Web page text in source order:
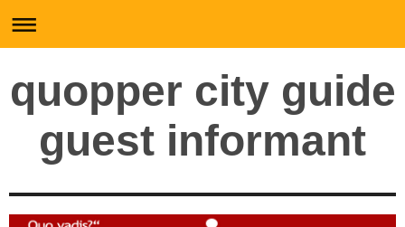
quopper city guide
guest informant